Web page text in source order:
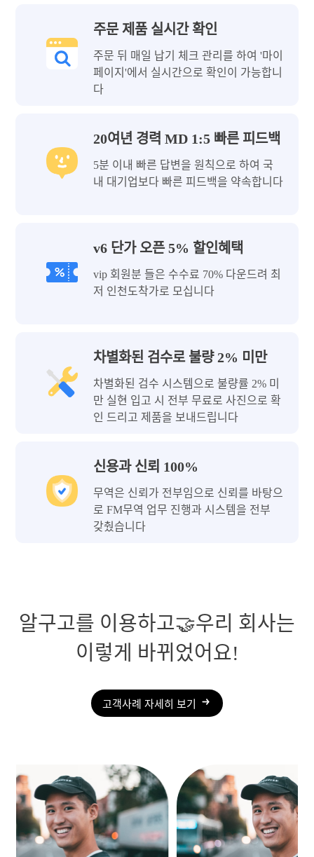
주문 제품 실시간 확인
주문 뒤 매일 납기 체크 관리를 하여 '마이
페이지'에서 실시간으로 확인이 가능합니
다
20여년 경력 MD 1:5 빠른 피드백
5분 이내 빠른 답변을 원칙으로 하여 국
내 대기업보다 빠른 피드백을 약속합니다
v6 단가 오픈 5% 할인혜택
vip 회원분 들은 수수료 70% 다운드려 최
저 인천도착가로 모십니다
차별화된 검수로 불량 2% 미만
차별화된 검수 시스템으로 불량률 2% 미
만 실현 입고 시 전부 무료로 사진으로 확
인 드리고 제품을 보내드립니다
신용과 신뢰 100%
무역은 신뢰가 전부임으로 신뢰를 바탕으
로 FM무역 업무 진행과 시스템을 전부
갖췄습니다
알구고를 이용하고🤝우리 회사는
이렇게 바뀌었어요!
고객사례 자세히 보기